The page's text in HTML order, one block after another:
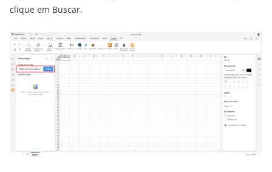
clique em Buscar.